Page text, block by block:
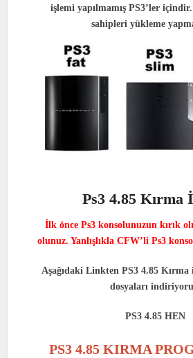
işlemi yapılmamış PS3’ler
sahipleri yükleme
Ps3 4.85 Kırma
İlk önce Ps3 konsolunuzun kırık
olunuz. Yanlışlıkla CFW’li Ps3
Aşağıdaki Linkten PS3 4.85 Kırma
dosyaları
PS3 4.85 HEN
PS3 4.85 KIRMA